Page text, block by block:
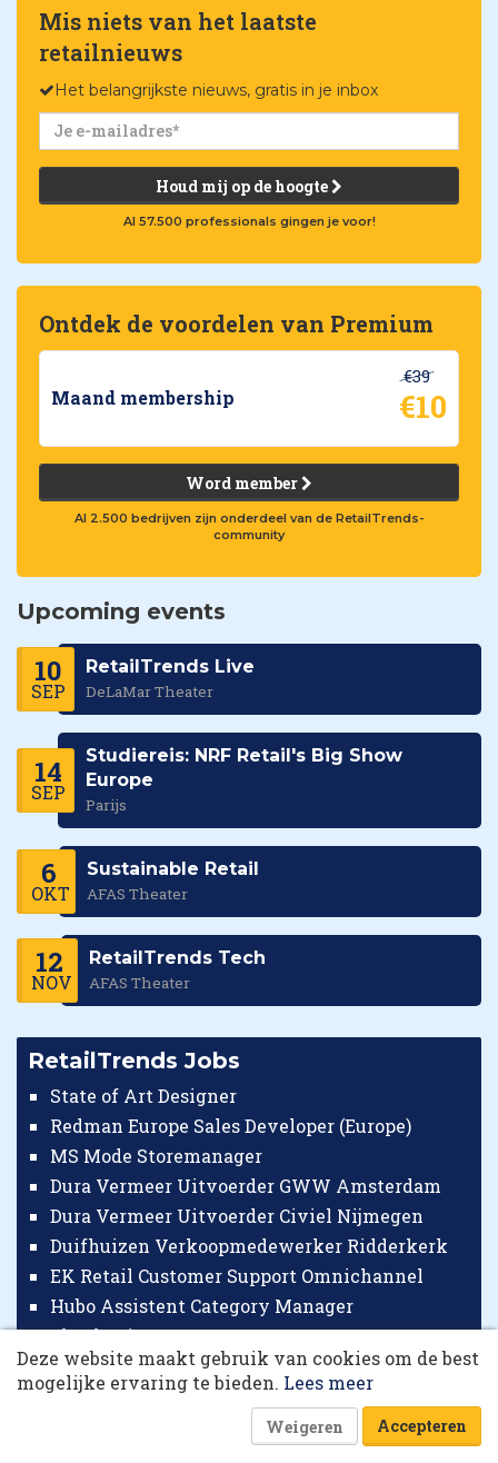
Mis niets van het laatste
retailnieuws
Het belangrijkste nieuws, gratis in je inbox
Houd mij op de hoogte
Al 57.500 professionals gingen je voor!
Ontdek de voordelen van Premium
Maand membership
€39
€10
Word member
Al 2.500 bedrijven zijn onderdeel van de RetailTrends-
community
Upcoming events
10
SEP
RetailTrends Live
DeLaMar Theater
14
SEP
Studiereis: NRF Retail's Big Show
Europe
Parijs
6
OKT
Sustainable Retail
AFAS Theater
12
NOV
RetailTrends Tech
AFAS Theater
RetailTrends Jobs
State of Art Designer
Redman Europe Sales Developer (Europe)
MS Mode Storemanager
Dura Vermeer Uitvoerder GWW Amsterdam
Dura Vermeer Uitvoerder Civiel Nijmegen
Duifhuizen Verkoopmedewerker Ridderkerk
EK Retail Customer Support Omnichannel
Hubo Assistent Category Manager
Checkpoint Systems Key Accountmanager Benelux
RetailTrends Jobs
Deze website maakt gebruik van cookies om de best
mogelijke ervaring te bieden. Lees meer
Weigeren Accepteren
10 collega’s
Korting op events